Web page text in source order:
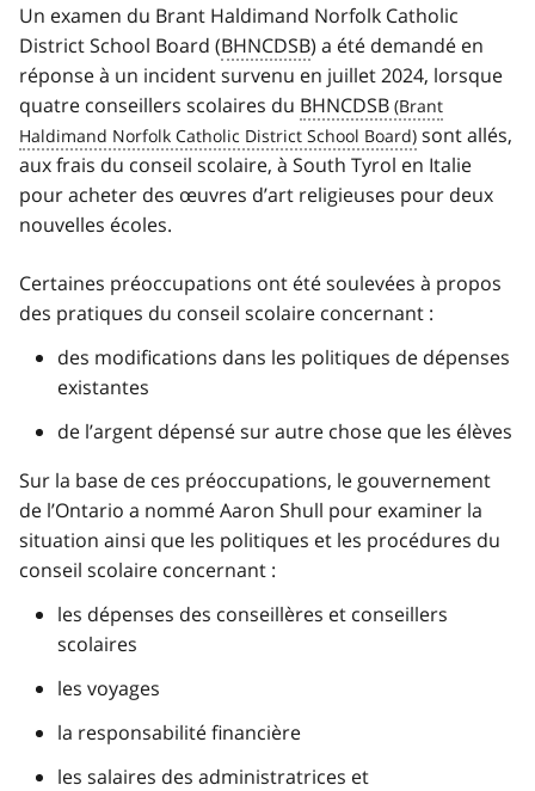
Un examen du Brant Haldimand Norfolk Catholic
District School Board (BHNCDSB) a été demandé en
réponse à un incident survenu en juillet 2024, lorsque
quatre conseillers scolaires du BHNCDSB
sont allés,
aux frais du conseil scolaire, à South Tyrol en Italie
pour acheter des œuvres d’art religieuses pour deux
nouvelles écoles.
Certaines préoccupations ont été soulevées à propos
des pratiques du conseil scolaire concernant :
des modifications dans les politiques de dépenses
existantes
de l’argent dépensé sur autre chose que les élèves
Sur la base de ces préoccupations, le gouvernement
de l’Ontario a nommé Aaron Shull pour examiner la
situation ainsi que les politiques et les procédures du
conseil scolaire concernant :
les dépenses des conseillères et conseillers
scolaires
les voyages
la responsabilité financière
les salaires des administratrices et